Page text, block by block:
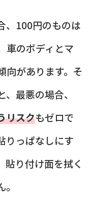
、100円のものは
車のボディとマ
向があります。そ
最悪の場合、
リスクもゼロで
りっぱなしにす
貼り付け面を拭く